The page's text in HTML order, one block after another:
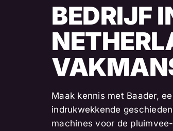
BEDRIJF
Maak kennis met Baader,
indrukwekkende
machines voor de